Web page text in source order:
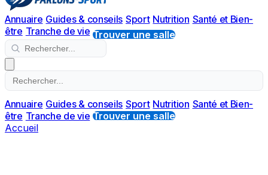
Annuaire Guides & conseils Sport Nutrition Santé et Bien-
être Tranche de vie Trouver une salle
Annuaire Guides & conseils Sport Nutrition Santé et Bien-
être Tranche de vie Trouver une salle
Accueil